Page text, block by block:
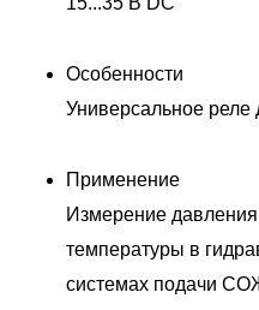
Особенности
Универсальное реле
Применение
Измерение
температуры в
системах подачи